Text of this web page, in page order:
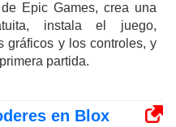
Epic Games, crea una
instala el juego,
gráficos y los controles, y
partida.
en Blox